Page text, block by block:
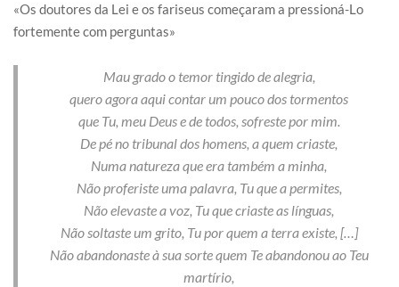
«Os doutores da Lei e os fariseus começaram a pressioná-Lo
fortemente com perguntas»
Mau grado o temor tingido de alegria,
quero agora aqui contar um pouco dos tormentos
que Tu, meu Deus e de todos, sofreste por mim.
De pé no tribunal dos homens, a quem criaste,
Numa natureza que era também a minha,
Não proferiste uma palavra, Tu que a permites,
Não elevaste a voz, Tu que criaste as línguas,
Não soltaste um grito, Tu por quem a terra existe, […]
Não abandonaste à sua sorte quem Te abandonou ao Teu
martírio,